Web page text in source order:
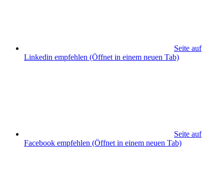
Seite auf
Linkedin empfehlen (Öffnet in einem neuen Tab)
Seite auf
Facebook empfehlen (Öffnet in einem neuen Tab)